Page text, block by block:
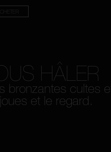
HÂLER
bronzantes cultes
et le regard.